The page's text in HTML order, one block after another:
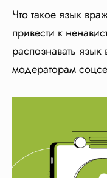
Что такое язык
привести к
распознавать
модераторам